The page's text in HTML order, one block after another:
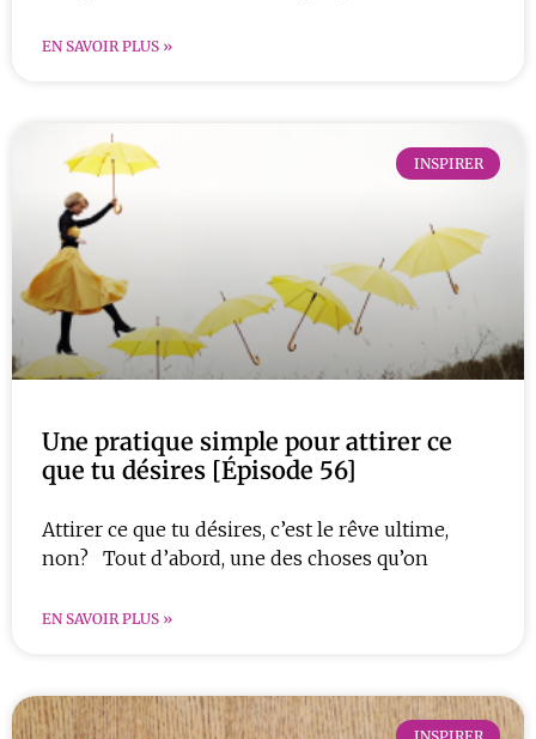
EN SAVOIR PLUS »
INSPIRER
Une pratique simple pour attirer ce
que tu désires [Épisode 56]
Attirer ce que tu désires, c’est le rêve ultime,
non? Tout d’abord, une des choses qu’on
EN SAVOIR PLUS »